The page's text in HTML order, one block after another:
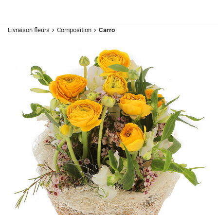
Livraison fleurs chevron_right Composition chevron_right Carro